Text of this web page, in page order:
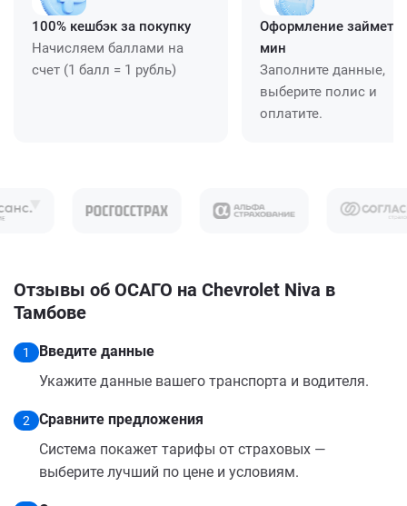
100% кешбэк за покупку
Начисляем баллами на
счет (1 балл = 1 рубль)
Оформление займет
мин
Заполните данные,
выберите полис и
оплатите.
Отзывы об ОСАГО на Chevrolet Niva в
Тамбове
1
Введите данные
Укажите данные вашего транспорта и водителя.
2
Сравните предложения
Система покажет тарифы от страховых —
выберите лучший по цене и условиям.